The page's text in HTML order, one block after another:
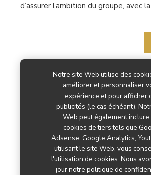
Notre site Web utilise des
améliorer et personnaliser
expérience et pour afficher
publicités (le cas échéant).
Web peut également inclure
cookies de tiers tels que
Adsense, Google Analytics,
utilisant le site Web, vous
l'utilisation de cookies. Nous
jour notre politique de
d’assurer l’ambition du groupe, avec
Rechercher dans les articles